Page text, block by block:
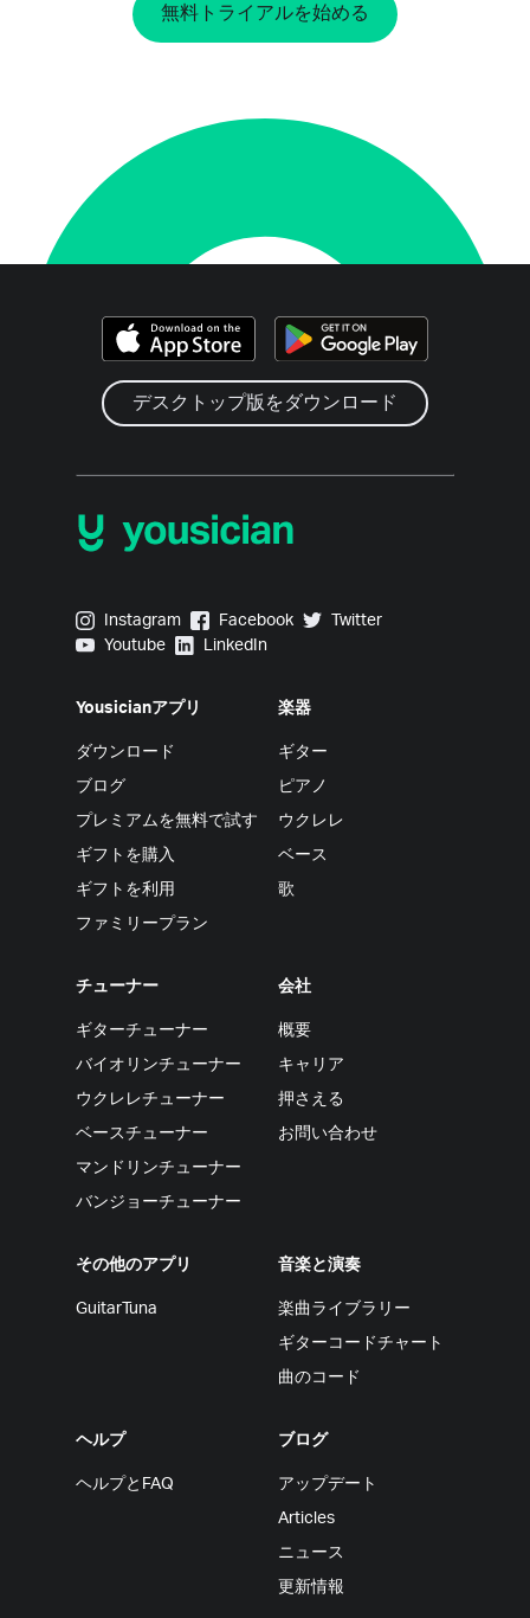
無料トライアルを始める
デスクトップ版をダウンロード
Yousician on Instagram
Instagram Yousician on Facebook
Facebook Yousician on Twitter
Twitter
Yousician on Youtube
Youtube Yousician on LinkedIn
LinkedIn
Yousicianアプリ
ダウンロード
ブログ
プレミアムを無料で試す
ギフトを購入
ギフトを利用
ファミリープラン
楽器
ギター
ピアノ
ウクレレ
ベース
歌
チューナー
ギターチューナー
バイオリンチューナー
ウクレレチューナー
ベースチューナー
マンドリンチューナー
バンジョーチューナー
会社
概要
キャリア
押さえる
お問い合わせ
その他のアプリ
GuitarTuna
音楽と演奏
楽曲ライブラリー
ギターコードチャート
曲のコード
ヘルプ
ヘルプとFAQ
ブログ
アップデート
Articles
ニュース
更新情報